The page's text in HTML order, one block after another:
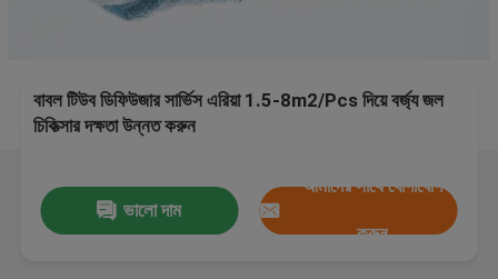
বাবল টিউব ডিফিউজার সার্ভিস এরিয়া 1.5-8m2/Pcs দিয়ে বর্জ্য জল
চিকিত্সার দক্ষতা উন্নত করুন
ভালো দাম
আমাদের সাথে যোগাযোগ
করুন